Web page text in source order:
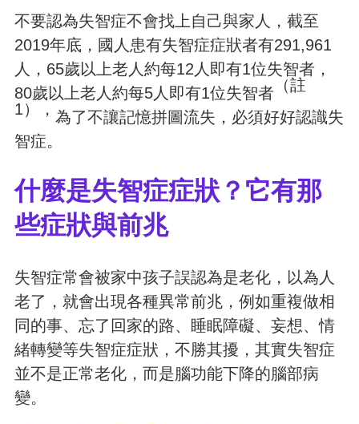
不要認為失智症不會找上自己與家人，截至
2019年底，國人患有失智症症狀者有291,961
人，65歲以上老人約每12人即有1位失智者，
80歲以上老人約每5人即有1位失智者 （註
1）， 為了不讓記憶拼圖流失，必須好好認識失
智症。
什麼是失智症症狀？它有那
些症狀與前兆
失智症常會被家中孩子誤認為是老化，以為人
老了，就會出現各種異常前兆，例如重複做相
同的事、忘了回家的路、睡眠障礙、妄想、情
緒轉變等失智症症狀，不勝其擾，其實失智症
並不是正常老化，而是腦功能下降的腦部病
變。